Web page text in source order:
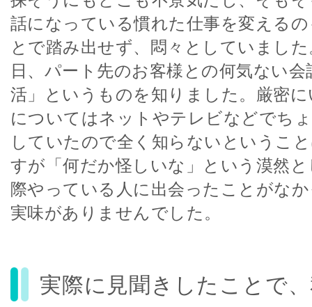
話になっている慣れた仕事を変える
とで踏み出せず、悶々としていまし
日、パート先のお客様との何気ない
活」というものを知りました。厳密
についてはネットやテレビなどでち
していたので全く知らないというこ
すが「何だか怪しいな」という漠然
際やっている人に出会ったことがな
実味がありませんでした。
実際に見聞きしたことで